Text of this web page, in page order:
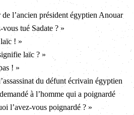
l’ancien président égyptien Anouar
tué Sadate ? »
! »
laïc ? »
! »
du défunt écrivain égyptien
à l’homme qui a poignardé
l’avez-vous poignardé ? »